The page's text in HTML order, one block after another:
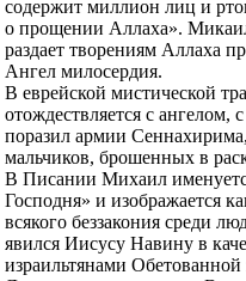
содержит миллион лиц и
о прощении Аллаха».
раздает творениям Аллаха
Ангел милосердия.
В еврейской мистической
отождествляется с
поразил армии
мальчиков, брошенных в
В Писании Михаил
Господня» и изображается
всякого беззакония среди
явился Иисусу Навину в
израильтянами